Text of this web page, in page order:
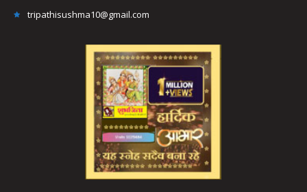
tripathisushma10@gmail.com